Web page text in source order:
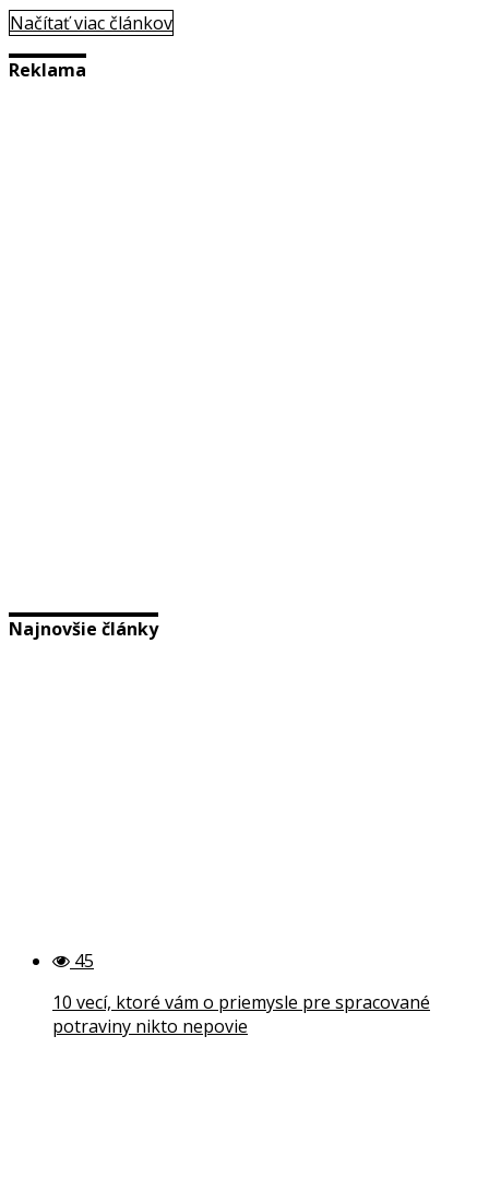
Načítať viac článkov
Reklama
Najnovšie články
45
10 vecí, ktoré vám o priemysle pre spracované
potraviny nikto nepovie